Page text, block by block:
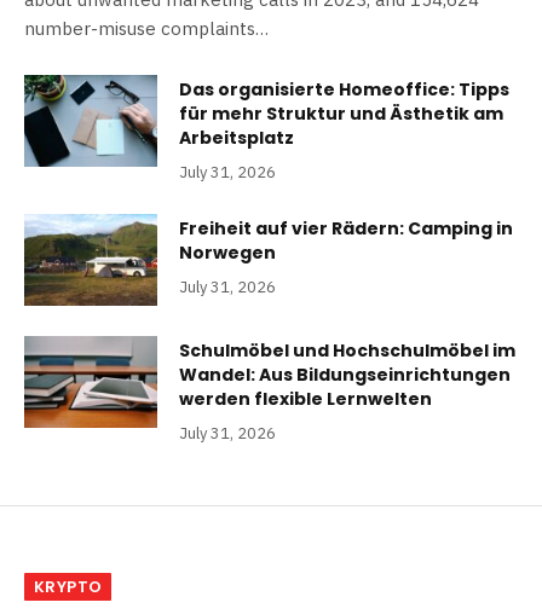
number-misuse complaints…
Das organisierte Homeoffice: Tipps
für mehr Struktur und Ästhetik am
Arbeitsplatz
July 31, 2026
Freiheit auf vier Rädern: Camping in
Norwegen
July 31, 2026
Schulmöbel und Hochschulmöbel im
Wandel: Aus Bildungseinrichtungen
werden flexible Lernwelten
July 31, 2026
KRYPTO